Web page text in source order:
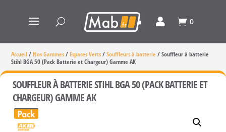
0
Accueil/Nos Gammes/Espaces Verts/Souffleurs à batterie /Souffleur à batterie
Stihl BGA 50 (Pack Batterie et Chargeur) Gamme AK
SOUFFLEUR À BATTERIE STIHL BGA 50 (PACK BATTERIE ET
CHARGEUR) GAMME AK